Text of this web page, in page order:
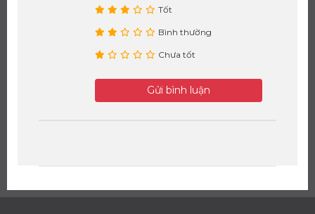
Tốt
Bình thường
Chưa tốt
Gửi bình luận